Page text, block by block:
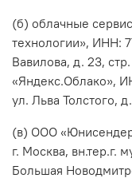
(б) облачные
технологии», ИНН:
Вавилова, д. 23,
«Яндекс.Облако»,
ул. Льва Толстого,
(в) ООО
г. Москва, вн.тер.г.
Большая